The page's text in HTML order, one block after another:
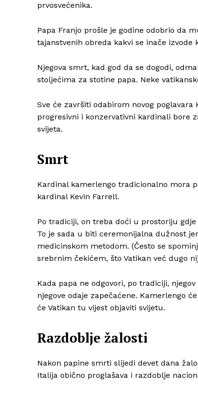
prvosvećenika.
Papa Franjo prošle je godine odobrio da
tajanstvenih obreda kakvi se inače izvode
Njegova smrt, kad god da se dogodi,
stoljećima za stotine papa. Neke
Sve će završiti odabirom novog
progresivni i konzervativni kardinali bore
svijeta.
Smrt
Kardinal kamerlengo tradicionalno mora
kardinal Kevin Farrell.
Po tradiciji, on treba doći u prostoriju
To je sada u biti ceremonijalna dužnost
medicinskom metodom. (Često se
srebrnim čekićem, što Vatikan već dugo
Kada papa ne odgovori, po tradiciji,
njegove odaje zapečaćene. Kamerlengo
će Vatikan tu vijest objaviti svijetu.
Razdoblje žalosti
Nakon papine smrti slijedi devet dana
Italija obično proglašava i razdoblje